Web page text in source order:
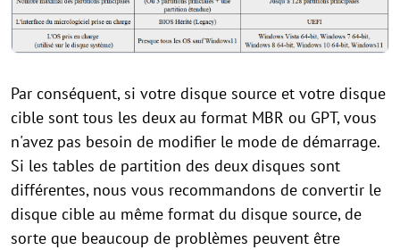
Par conséquent, si votre disque source et votre disque
cible sont tous les deux au format MBR ou GPT, vous
n'avez pas besoin de modifier le mode de démarrage.
Si les tables de partition des deux disques sont
différentes, nous vous recommandons de convertir le
disque cible au même format du disque source, de
sorte que beaucoup de problèmes peuvent être